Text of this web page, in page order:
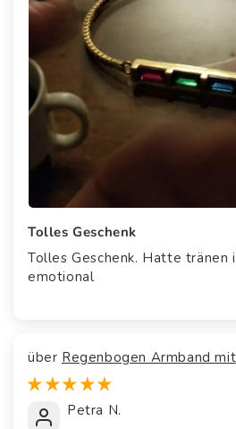
Tolles Geschenk
Tolles Geschenk. Hatte tränen
emotional
Regenbogen Armband
Petra N.